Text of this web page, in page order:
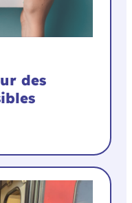
des